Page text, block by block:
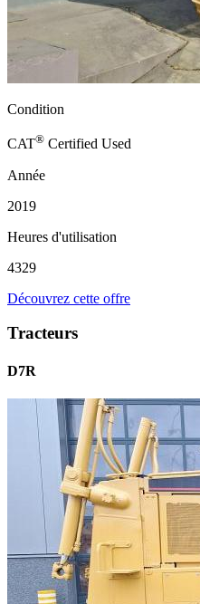
Condition
CAT® Certified Used
Année
2019
Heures d'utilisation
4329
Découvrez cette offre
Tracteurs
D7R